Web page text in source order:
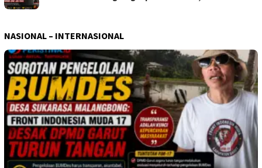
NASIONAL – INTERNASIONAL